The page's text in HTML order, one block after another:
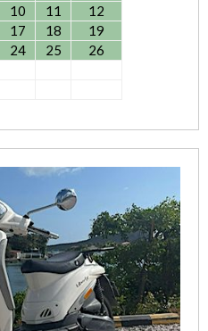
10 11
12
17 18
19
24 25
26